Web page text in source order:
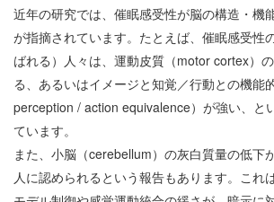
近年の研究では、催眠感受性が脳の構造・機
が指摘されています。たとえば、催眠感受性
ばれる）人々は、運動皮質（motor cortex）
る、あるいはイメージと知覚／行動との機能
perception / action equivalence）が強い、と
ています。
また、小脳（cerebellum）の灰白質量の低下
人に認められるという報告もあります。これ